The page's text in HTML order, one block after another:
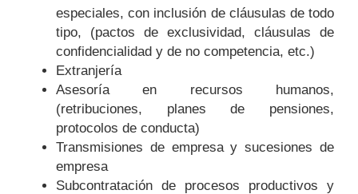
especiales, con inclusión de cláusulas de todo
tipo, (pactos de exclusividad, cláusulas de
confidencialidad y de no competencia, etc.)
Extranjería
Asesoría en recursos humanos,
(retribuciones, planes de pensiones,
protocolos de conducta)
Transmisiones de empresa y sucesiones de
empresa
Subcontratación de procesos productivos y